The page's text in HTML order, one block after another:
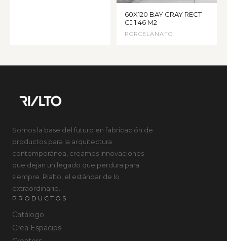
60X120 BAY GRAY RECT
CJ 1.46 M2
PORCELANATO
Somos la base del futuro en fabricación de
productos para la arquitectura
contemporánea, creamos innovaciones
que dejan un legado que perdura para
siempre. Rialto, el estándar de lo
extraordinario.
PRODUCTOS
Catálogo
Crea Espacios